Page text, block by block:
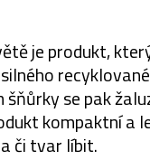
je produkt,
se pak
kompaktní a
či tvar líbit.